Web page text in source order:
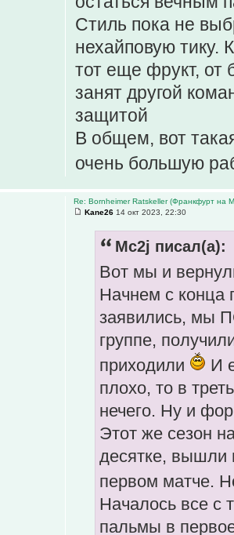
Стиль пока не
нехайповую тику.
тот еще фрукт, от
занят другой
защитой
В общем, вот
очень большую
Re: Bornheimer Ratskeller (Франкфурт на
Kane26 14 окт 2023, 22:30
Mc2j писал(а):
Вот мы и
Начнем с конца
заявились, мы
группе,
приходили
И
плохо, то в
нечего. Ну и
Этот же сезон
десятке, вышли
первом матче.
Началось все с
пальмы в